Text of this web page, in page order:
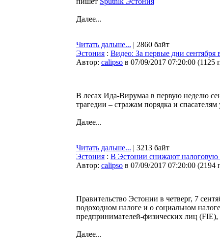
Далее...
Читать дальше... | 2860 байт
Эстония : Видео: За первые дни сентября
Автор: calipso в 07/09/2017 07:20:00 (1125
В лесах Ида-Вирумаа в первую неделю
трагедии – стражам порядка и
Далее...
Читать дальше... | 3213 байт
Эстония : В Эстонии снижают налоговую
Автор: calipso в 07/09/2017 07:20:00 (2194
Правительство Эстонии в четверг, 7
подоходном налоге и о социальном
предпринимателей-физических лиц (FIE),
Далее...